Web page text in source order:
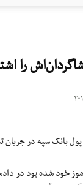
را
بانک سپه در
خود شده بود در